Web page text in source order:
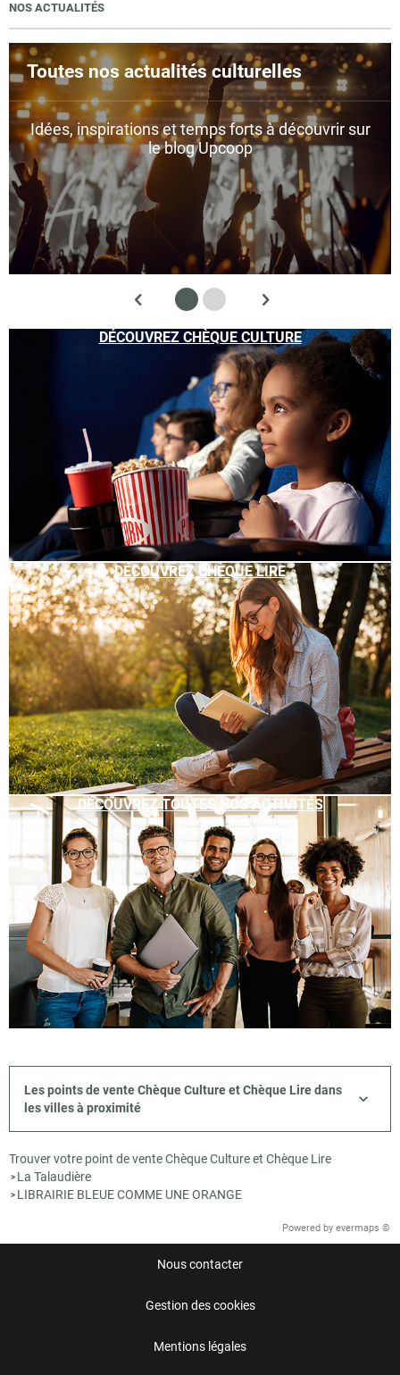
NOS ACTUALITÉS
Toutes nos actualités culturelles
Idées, inspirations et temps forts à découvrir sur
le blog Upcoop
DÉCOUVREZ CHÈQUE CULTURE
DÉCOUVREZ CHÈQUE LIRE
DÉCOUVREZ TOUTES NOS ACTIVITÉS
Les points de vente Chèque Culture et Chèque Lire dans
les villes à proximité
Trouver votre point de vente Chèque Culture et Chèque Lire
> La Talaudière
> LIBRAIRIE BLEUE COMME UNE ORANGE
Powered by evermaps ©
Nous contacter
Gestion des cookies
Mentions légales